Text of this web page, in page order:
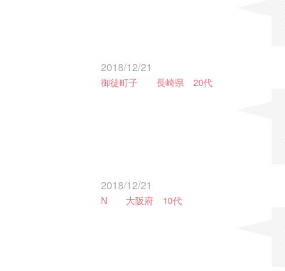
2018/12/21
御徒町子 長崎県 20代
2018/12/21
N 大阪府 10代